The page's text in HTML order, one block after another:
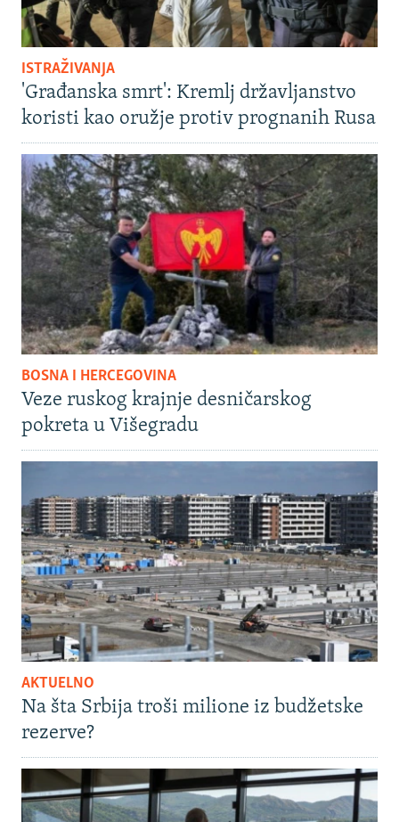
ISTRAŽIVANJA
'Građanska smrt': Kremlj državljanstvo
koristi kao oružje protiv prognanih Rusa
BOSNA I HERCEGOVINA
Veze ruskog krajnje desničarskog
pokreta u Višegradu
AKTUELNO
Na šta Srbija troši milione iz budžetske
rezerve?